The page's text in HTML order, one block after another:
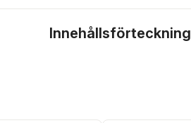
Innehållsförteckning